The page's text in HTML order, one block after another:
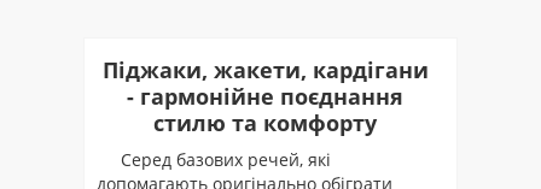
Піджаки, жакети, кардігани
- гармонійне поєднання
стилю та комфорту
Серед базових речей, які
допомагають оригінально обіграти